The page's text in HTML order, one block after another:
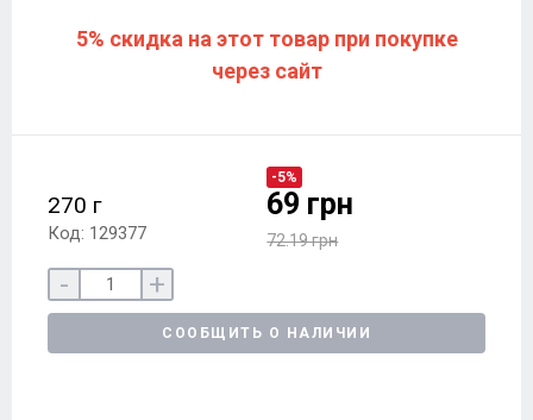
5% скидка на этот товар при покупке
через сайт
270 г
Код: 129377
-5%
69 грн
72.19 грн
- +
СООБЩИТЬ О НАЛИЧИИ